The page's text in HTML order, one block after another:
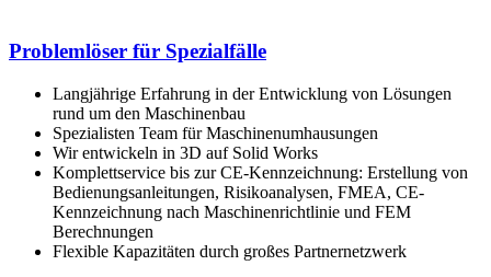
Problemlöser für Spezialfälle
Langjährige Erfahrung in der Entwicklung von Lösungen
rund um den Maschinenbau
Spezialisten Team für Maschinenumhausungen
Wir entwickeln in 3D auf Solid Works
Komplettservice bis zur CE-Kennzeichnung: Erstellung von
Bedienungsanleitungen, Risikoanalysen, FMEA, CE-
Kennzeichnung nach Maschinenrichtlinie und FEM
Berechnungen
Flexible Kapazitäten durch großes Partnernetzwerk